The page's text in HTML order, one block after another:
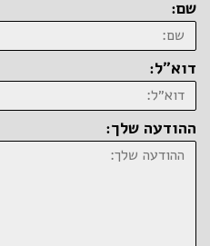
שם:
דוא״ל:
ההודעה שלך: